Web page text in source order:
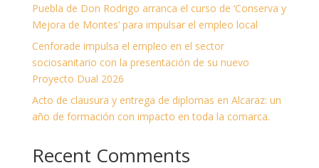
Puebla de Don Rodrigo arranca el curso de ‘Conserva y
Mejora de Montes’ para impulsar el empleo local
Cenforade impulsa el empleo en el sector
sociosanitario con la presentación de su nuevo
Proyecto Dual 2026
Acto de clausura y entrega de diplomas en Alcaraz: un
año de formación con impacto en toda la comarca.
Recent Comments